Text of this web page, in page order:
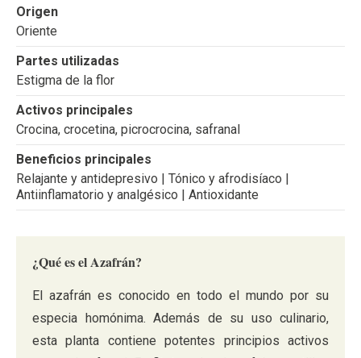
Origen
Oriente
Partes utilizadas
Estigma de la flor
Activos principales
Crocina, crocetina, picrocrocina, safranal
Beneficios principales
Relajante y antidepresivo | Tónico y afrodisíaco |
Antiinflamatorio y analgésico | Antioxidante
¿Qué es el Azafrán?
El azafrán es conocido en todo el mundo por su
especia homónima. Además de su uso culinario,
esta planta contiene potentes principios activos